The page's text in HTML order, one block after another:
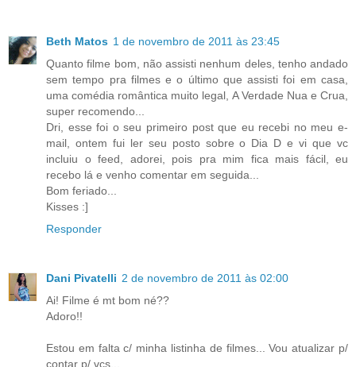
Beth Matos 1 de novembro de 2011 às 23:45
Quanto filme bom, não assisti nenhum deles, tenho andado
sem tempo pra filmes e o último que assisti foi em casa,
uma comédia romântica muito legal, A Verdade Nua e Crua,
super recomendo...
Dri, esse foi o seu primeiro post que eu recebi no meu e-
mail, ontem fui ler seu posto sobre o Dia D e vi que vc
incluiu o feed, adorei, pois pra mim fica mais fácil, eu
recebo lá e venho comentar em seguida...
Bom feriado...
Kisses :]
Responder
Dani Pivatelli 2 de novembro de 2011 às 02:00
Ai! Filme é mt bom né??
Adoro!!
Estou em falta c/ minha listinha de filmes... Vou atualizar p/
contar p/ vcs...